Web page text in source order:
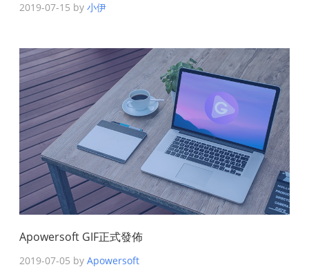
2019-07-15 by 小伊
Apowersoft GIF正式發佈
2019-07-05 by Apowersoft